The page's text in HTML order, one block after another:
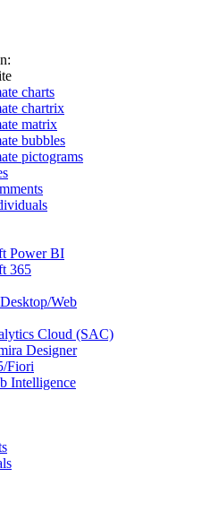
charts
chartrix
matrix
bubbles
pictograms
Power BI
365
Web
Cloud (SAC)
Designer
Fiori
Intelligence